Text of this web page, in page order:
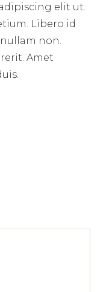
elit ut.
Libero id
non.
Amet